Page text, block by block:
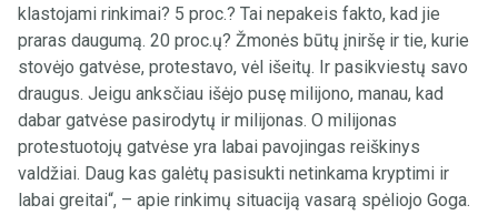
klastojami rinkimai? 5 proc.? Tai nepakeis fakto, kad jie
praras daugumą. 20 proc.ų? Žmonės būtų įniršę ir tie, kurie
stovėjo gatvėse, protestavo, vėl išeitų. Ir pasikviestų savo
draugus. Jeigu anksčiau išėjo pusę milijono, manau, kad
dabar gatvėse pasirodytų ir milijonas. O milijonas
protestuotojų gatvėse yra labai pavojingas reiškinys
valdžiai. Daug kas galėtų pasisukti netinkama kryptimi ir
labai greitai“, – apie rinkimų situaciją vasarą spėliojo Goga.